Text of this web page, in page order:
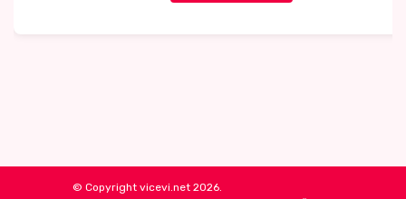
© Copyright vicevi.net 2026.